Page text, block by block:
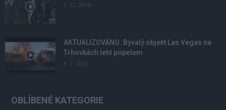
2. 12. 2016
AKTUALIZOVÁNO: Bývalý objekt Las Vegas na
Trhovkách lehl popelem
8. 7. 2023
OBLÍBENÉ KATEGORIE